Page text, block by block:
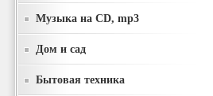
Музыка на CD, mp3
Дом и сад
Бытовая техника